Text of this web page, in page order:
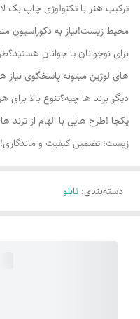
ترکیب هنر با تکنولوژی چاپ بک
محیط زیست!نیاز به دکوراسیون
برای نوجوانان یا جوانان
های لوژين میتونه پاسخگوی نیاز
دیگر برند ها چیه؟تنوع بالا
یکجا !طرح هایی با الهام از ترند
زیست؛ تضمین کیفیت و ماندگاری!
دسته‌بندی: تابلو